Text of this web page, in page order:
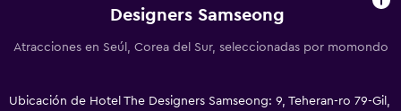
Designers Samseong
Atracciones en Seúl, Corea del Sur, seleccionadas por momondo
Ubicación de Hotel The Designers Samseong: 9, Teheran-ro 79-Gil,